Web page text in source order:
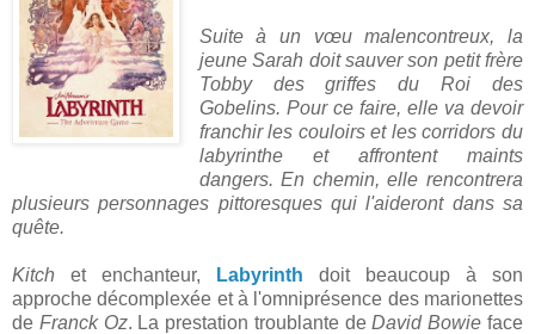
Suite à un vœu malencontreux, la
jeune Sarah doit sauver son petit frère
Tobby des griffes du Roi des
Gobelins. Pour ce faire, elle va devoir
franchir les couloirs et les corridors du
labyrinthe et affrontent maints
dangers. En chemin, elle rencontrera
plusieurs personnages pittoresques qui l'aideront dans sa
quête.
Kitch et enchanteur, Labyrinth
doit beaucoup à son
approche décomplexée et à l'omniprésence des marionettes
de Franck Oz. La prestation troublante deDavid Bowie face